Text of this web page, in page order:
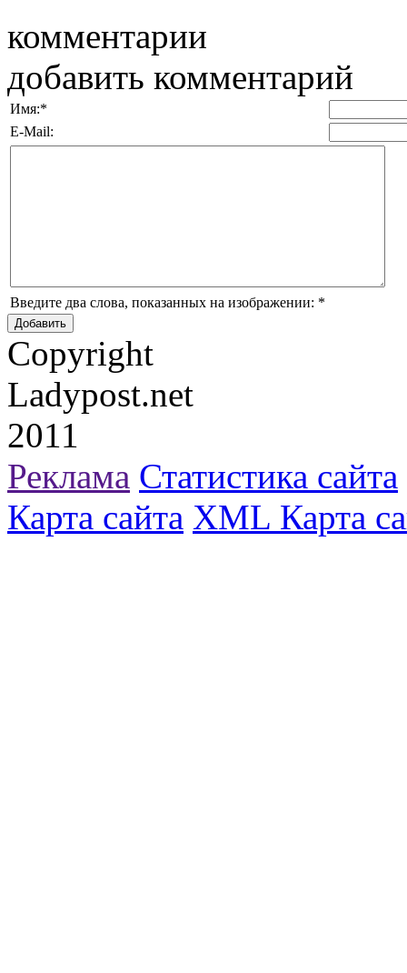
комментарии
добавить комментарий
Имя:*
E-Mail:
Введите два слова, показанных на изображении: *
Copyright
Ladypost.net
2011
Реклама Статистика сайта
Карта сайта XML Карта